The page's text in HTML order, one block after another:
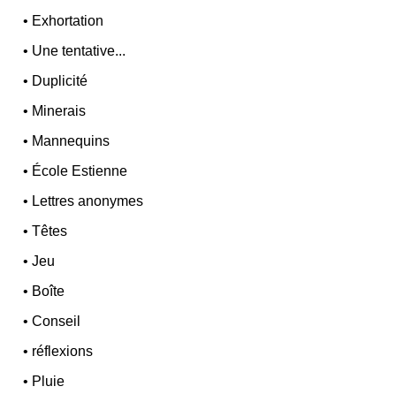
• Exhortation
• Une tentative...
• Duplicité
• Minerais
• Mannequins
• École Estienne
• Lettres anonymes
•Têtes
•Jeu
• Boîte
•Conseil
• réflexions
• Pluie